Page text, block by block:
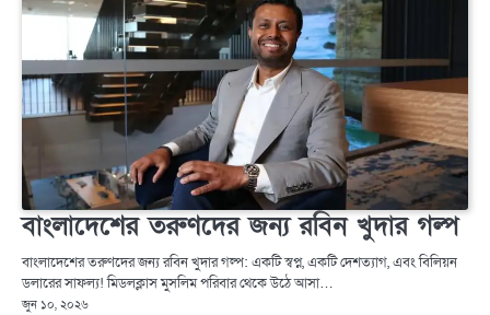
বাংলাদেশের তরুণদের জন্য রবিন খুদার গল্প
বাংলাদেশের তরুণদের জন্য রবিন খুদার গল্প: একটি স্বপ্ন, একটি দেশত্যাগ, এবং বিলিয়ন
ডলারের সাফল্য! মিডলক্লাস মুসলিম পরিবার থেকে উঠে আসা…
জুন ১০, ২০২৬